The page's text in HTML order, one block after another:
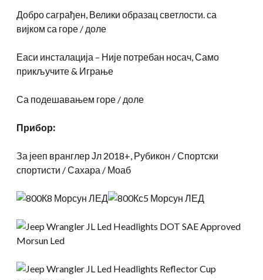
Добро саграђен, Велики образац светлости. са
вијком са горе / доле
Еаси инсталација – Није потребан носач, Само
прикључите & Играње
Са подешавањем горе / доле
Прибор:
За јееп вранглер Јл 2018+, Рубикон / Спортски
спортисти / Сахара / Моаб